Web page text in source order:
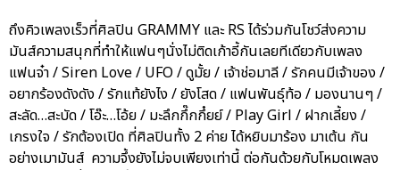
ถึงคิวเพลงเร็วที่ศิลปิน GRAMMY และ RS ได้ร่วมกันโชว์ส่งความ
มันส์ความสนุกที่ทำให้แฟนๆนั่งไม่ติดเก้าอี้กันเลยทีเดียวกับเพลง
แฟนจ๋า / Siren Love / UFO / ดูมั้ย / เจ้าช่อมาลี / รักคนมีเจ้าของ /
อยากร้องดังดัง / รักแท้ยังไง / ยังโสด / แฟนพันธุ์ท้อ / มองนานๆ /
สะลัด…สะบัด / โอ๊ะ…โอ้ย / มะลึกกึ๊กกึ๋ยย์ / Play Girl / ฝากเลี้ยง /
เกรงใจ / รักต้องเปิด ที่ศิลปินทั้ง 2 ค่าย ได้หยิบมาร้อง มาเต้น กัน
อย่างเมามันส์ ความจึ้งยังไม่จบเพียงเท่านี้ ต่อกันด้วยกับโหมดเพลง